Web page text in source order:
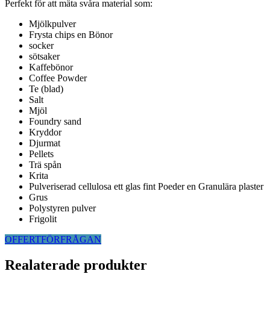
Perfekt för att mäta svåra material som:
Mjölkpulver
Frysta chips en Bönor
socker
sötsaker
Kaffebönor
Coffee Powder
Te (blad)
Salt
Mjöl
Foundry sand
Kryddor
Djurmat
Pellets
Trä spån
Krita
Pulveriserad cellulosa ett glas fint Poeder en Granulära plaster
Grus
Polystyren pulver
Frigolit
OFFERTFÖRFRÅGAN
Realaterade produkter